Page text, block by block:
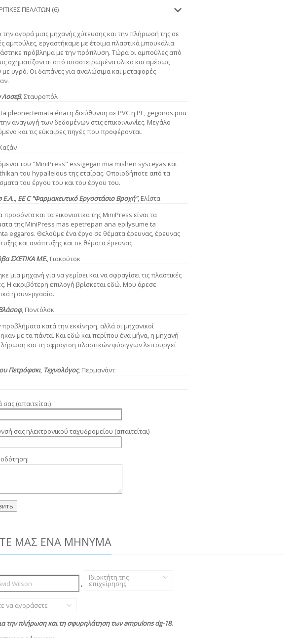
ΠΕΛΑΤΏΝ (6)
την αγορά μιας μηχανής χύτευσης και την πλήρωσή της σε
αμπούλες, εργαστήκαμε με έτοιμα πλαστικά μπουκάλια.
πρόβλημα με την πρόπλυση. Τώρα οι αμπούλες από
σχηματίζονται από αποστειρωμένα υλικά και αμέσως
με υγρό. Οι δαπάνες για αναλώσιμα και μεταφορές
Λοσεβ,Σταυροπόλ
ta pleonectemata énai η διεύθυνση σε PVC η PE, gegonos pou
αναγωγή των δεδομένων στις επικοινωνίες. Μεγάλο
και τις εύκαιρες πηγές που προφέρονται.
του "MiniPress" essigegan mia mishen sysceyas και
του hypallelous της εταίρας. Οποιοδήποτε από τα
του έργου του και του έργου του.
Ε.Α.., ΕΕ C "Φαρμακευτικό Εργοστάσιο Βροχή", Ελίστα
και τα εικονιστικά της MiniPress είναι τα
της MiniPress mas epetrepan ana epilysume ta
eggaros. Θελούμε ένα έργο σε θέματα έρευνας, έρευνας
και ανάπτυξης και σε θέματα έρευνας.
ΣΧΕΤΙΚΑ ΜΕ., Γιακούτσκ
μια μηχανή για να γεμίσει και να σφραγίσει τις πλαστικές
Η ακριβότερη επιλογή βρίσκεται εδώ. Μου άρεσε
η συνεργασία.
, Ποντόλσκ
κατά την εκκίνηση, αλλά οι μηχανικοί
με τα πάντα. Και εδώ και περίπου ένα μήνα, η μηχανή
και τη σφράγιση πλαστικών φύσιγγων λειτουργεί
Πετρόφσκι, Τεχνολόγος, Περμανάντ
(απαιτείται)
σας ηλεκτρονικού ταχυδρομείου (απαιτείται)
ΜΑΣ ΈΝΑ ΜΉΝΥΜΑ
,
Ιδιοκτήτη της
επιχείρησης
,
να αγοράσετε
την πλήρωση και τη σφυρηλάτηση των ampulons dg-18.